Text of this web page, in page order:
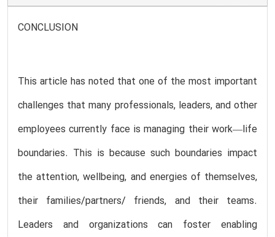
CONCLUSION
This article has noted that one of the most important
challenges that many professionals, leaders, and other
employees currently face is managing their work—life
boundaries. This is because such boundaries impact
the attention, wellbeing, and energies of themselves,
their families/partners/ friends, and their teams.
Leaders and organizations can foster enabling